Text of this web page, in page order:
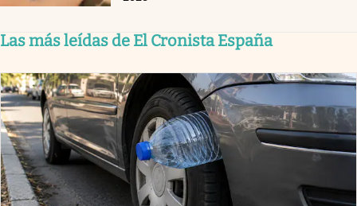
Las más leídas de El Cronista España